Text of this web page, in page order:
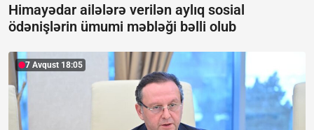
Himayədar ailələrə verilən aylıq sosial
ödənişlərin ümumi məbləği bəlli olub
7 Avqust 18:05